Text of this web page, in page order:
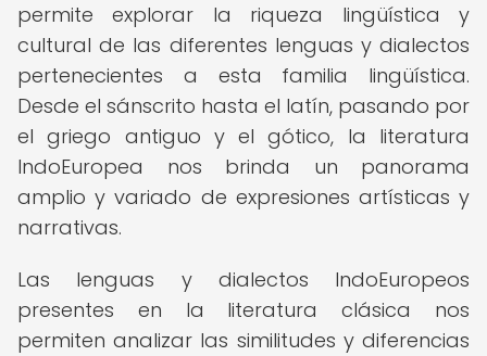
permite explorar la riqueza lingüística y
cultural de las diferentes lenguas y dialectos
pertenecientes a esta familia lingüística.
Desde el sánscrito hasta el latín, pasando por
el griego antiguo y el gótico, la literatura
IndoEuropea nos brinda un panorama
amplio y variado de expresiones artísticas y
narrativas.
Las lenguas y dialectos IndoEuropeos
presentes en la literatura clásica nos
permiten analizar las similitudes y diferencias